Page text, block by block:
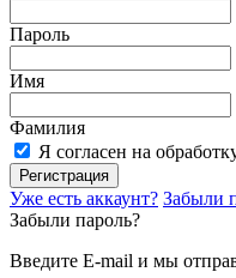
Пароль
Имя
Фамилия
Я согласен на
Регистрация
Уже есть аккаунт? Забыли
Забыли пароль?
Введите E-mail и мы